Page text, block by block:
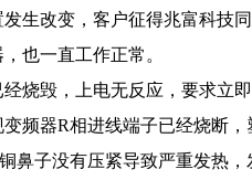
生改变，客户征得兆富科技
也一直工作正常。
烧毁，上电无反应，要求立
频器R相进线端子已经烧断
鼻子没有压紧导致严重发热